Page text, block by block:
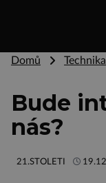
Domů Technika
Bude
nás?
21.STOLETI